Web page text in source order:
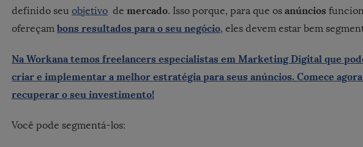
definido seu objetivo de mercado. Isso porque, para que os anúncios
ofereçam bons resultados para o seu negócio, eles devem estar bem
Na Workana temos freelancers especialistas em Marketing Digital que
criar e implementar a melhor estratégia para seus anúncios. Comece
recuperar o seu investimento!
Você pode segmentá-los: